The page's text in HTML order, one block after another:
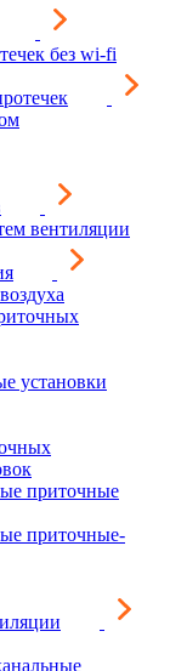
без wi-fi
вентиляции
установки
приточные
приточные-